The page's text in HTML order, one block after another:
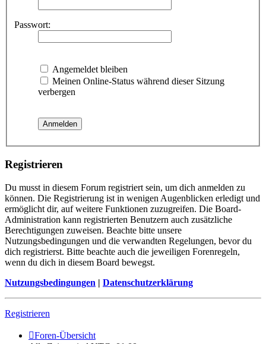
Passwort:
Angemeldet bleiben
Meinen Online-Status während dieser Sitzung
verbergen
Registrieren
Du musst in diesem Forum registriert sein, um dich anmelden zu
können. Die Registrierung ist in wenigen Augenblicken erledigt und
ermöglicht dir, auf weitere Funktionen zuzugreifen. Die Board-
Administration kann registrierten Benutzern auch zusätzliche
Berechtigungen zuweisen. Beachte bitte unsere
Nutzungsbedingungen und die verwandten Regelungen, bevor du
dich registrierst. Bitte beachte auch die jeweiligen Forenregeln,
wenn du dich in diesem Board bewegst.
Nutzungsbedingungen | Datenschutzerklärung
Registrieren
Foren-Übersicht